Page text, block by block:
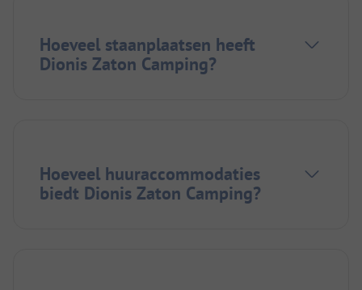
Hoeveel staanplaatsen heeft
Dionis Zaton Camping?
Hoeveel huuraccommodaties
biedt Dionis Zaton Camping?